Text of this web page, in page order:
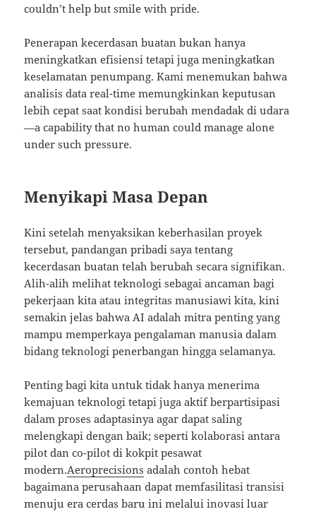
couldn’t help but smile with pride.
Penerapan kecerdasan buatan bukan hanya
meningkatkan efisiensi tetapi juga meningkatkan
keselamatan penumpang. Kami menemukan bahwa
analisis data real-time memungkinkan keputusan
lebih cepat saat kondisi berubah mendadak di udara
—a capability that no human could manage alone
under such pressure.
Menyikapi Masa Depan
Kini setelah menyaksikan keberhasilan proyek
tersebut, pandangan pribadi saya tentang
kecerdasan buatan telah berubah secara signifikan.
Alih-alih melihat teknologi sebagai ancaman bagi
pekerjaan kita atau integritas manusiawi kita, kini
semakin jelas bahwa AI adalah mitra penting yang
mampu memperkaya pengalaman manusia dalam
bidang teknologi penerbangan hingga selamanya.
Penting bagi kita untuk tidak hanya menerima
kemajuan teknologi tetapi juga aktif berpartisipasi
dalam proses adaptasinya agar dapat saling
melengkapi dengan baik; seperti kolaborasi antara
pilot dan co-pilot di kokpit pesawat
modern.Aeroprecisions adalah contoh hebat
bagaimana perusahaan dapat memfasilitasi transisi
menuju era cerdas baru ini melalui inovasi luar